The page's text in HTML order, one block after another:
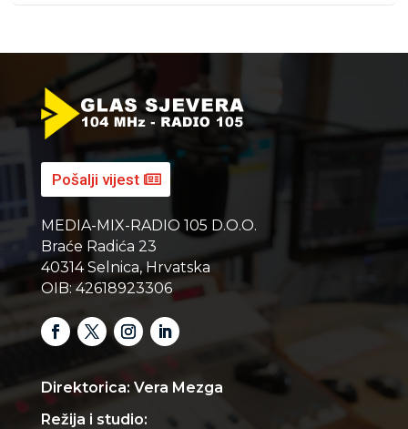
Pošalji vijest
MEDIA-MIX-RADIO 105 D.O.O.
Braće Radića 23
40314 Selnica, Hrvatska
OIB: 42618923306
Direktorica: Vera Mezga
Režija i studio: